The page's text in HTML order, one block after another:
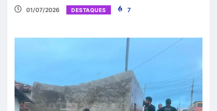
01/07/2026 DESTAQUES 7